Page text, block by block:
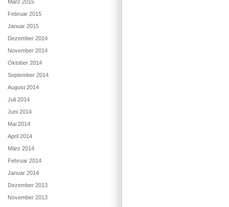
März 2015
Februar 2015
Januar 2015
Dezember 2014
November 2014
Oktober 2014
September 2014
August 2014
Juli 2014
Juni 2014
Mai 2014
April 2014
März 2014
Februar 2014
Januar 2014
Dezember 2013
November 2013